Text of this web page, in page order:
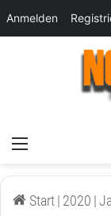
Anmelden
Menü
Start| 2020 |